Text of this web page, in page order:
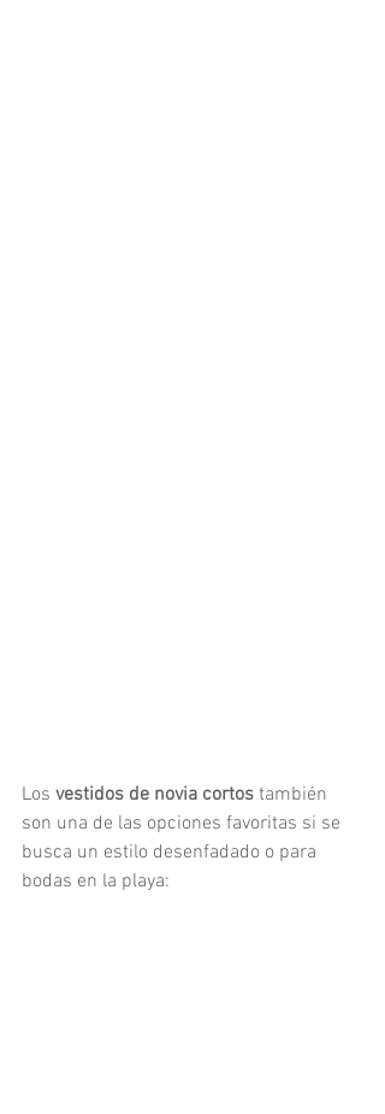
Los vestidos de novia cortos también
son una de las opciones favoritas si se
busca un estilo desenfadado o para
bodas en la playa: